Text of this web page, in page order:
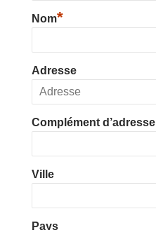
Nom*
Adresse
Complément d’adresse
Ville
Pays